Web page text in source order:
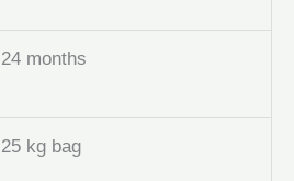
24 months
25 kg bag